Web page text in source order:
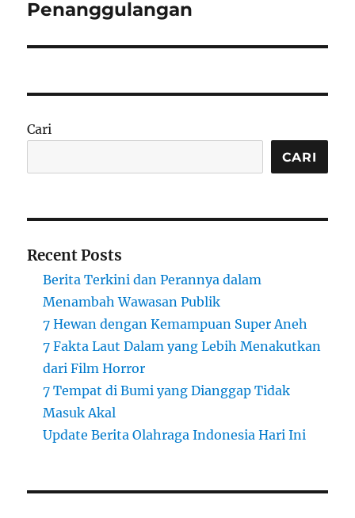
Penanggulangan
Cari
CARI
Recent Posts
Berita Terkini dan Perannya dalam
Menambah Wawasan Publik
7 Hewan dengan Kemampuan Super Aneh
7 Fakta Laut Dalam yang Lebih Menakutkan
dari Film Horror
7 Tempat di Bumi yang Dianggap Tidak
Masuk Akal
Update Berita Olahraga Indonesia Hari Ini